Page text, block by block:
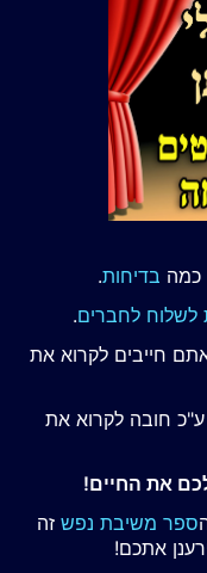
כמה בדיחות.
לשלוח לחברים.
חייבים לקרוא את
ע"כ חובה לקרוא את
את החיים!
ספר משיבת נפש זה
אתכם!